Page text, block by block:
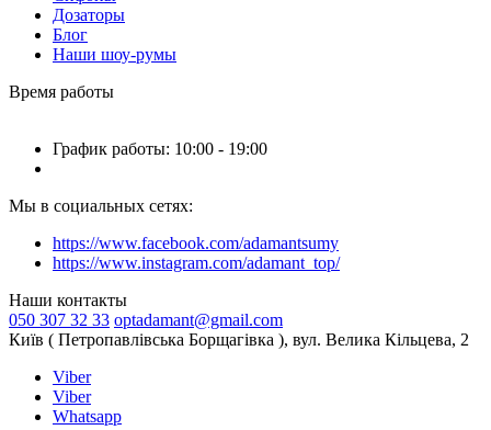
Дозаторы
Блог
Наши шоу-румы
Время работы
График работы: 10:00 - 19:00
Мы в социальных сетях:
https://www.facebook.com/adamantsumy
https://www.instagram.com/adamant_top/
Наши контакты
050 307 32 33 optadamant@gmail.com
Київ ( Петропавлівська Борщагівка ), вул. Велика Кільцева, 2
Viber
Viber
Whatsapp